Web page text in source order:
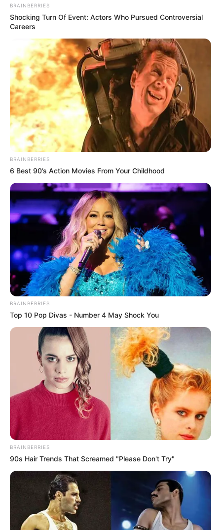
BRAINBERRIES
Shocking Turn Of Event: Actors Who Pursued Controversial
Careers
BRAINBERRIES
6 Best 90’s Action Movies From Your Childhood
BRAINBERRIES
Top 10 Pop Divas - Number 4 May Shock You
BRAINBERRIES
90s Hair Trends That Screamed "Please Don't Try"